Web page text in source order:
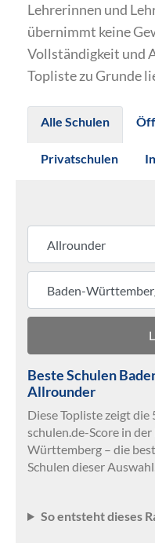
Lehrerinnen und
übernimmt keine
Vollständigkeit und
Topliste zu Grunde
Alle Schulen
Privatschulen
Beste Schulen
Allrounder
Diese Topliste zeigt
schulen.de-Score in
Württemberg – die
Schulen dieser
So entsteht dieses